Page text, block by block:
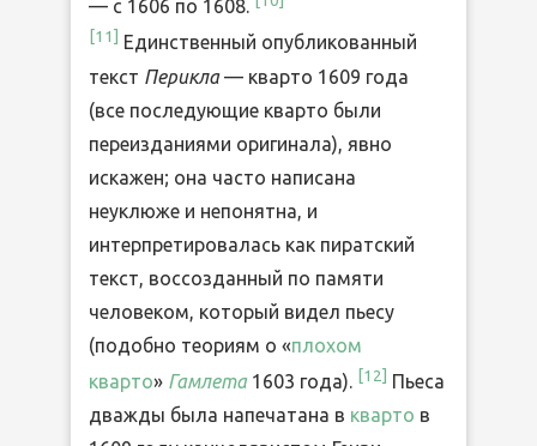
— с 1606 по 1608.
11
Единственный опубликованный
текст Перикла— кварто 1609 года
(все последующие кварто были
переизданиями оригинала), явно
искажен; она часто написана
неуклюже и непонятна, и
интерпретировалась как пиратский
текст, воссозданный по памяти
человеком, который видел пьесу
(подобно теориям о «плохом
кварто» Гамлета1603 года). [12] Пьеса
дважды была напечатана в кварто в